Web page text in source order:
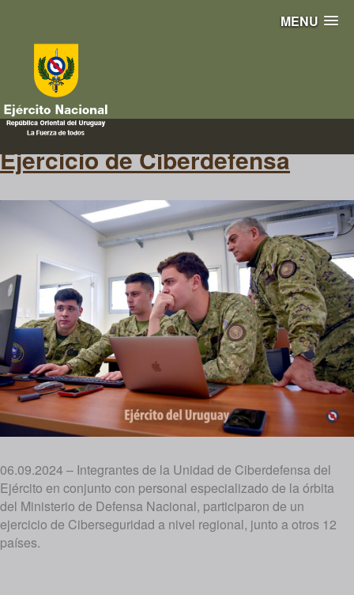
MENU
ciberdefensa
Ejercicio de Ciberdefensa
06.09.2024 – Integrantes de la Unidad de Ciberdefensa del
Ejército en conjunto con personal especializado de la órbita
del Ministerio de Defensa Nacional, participaron de un
ejercicio de Ciberseguridad a nivel regional, junto a otros 12
países.